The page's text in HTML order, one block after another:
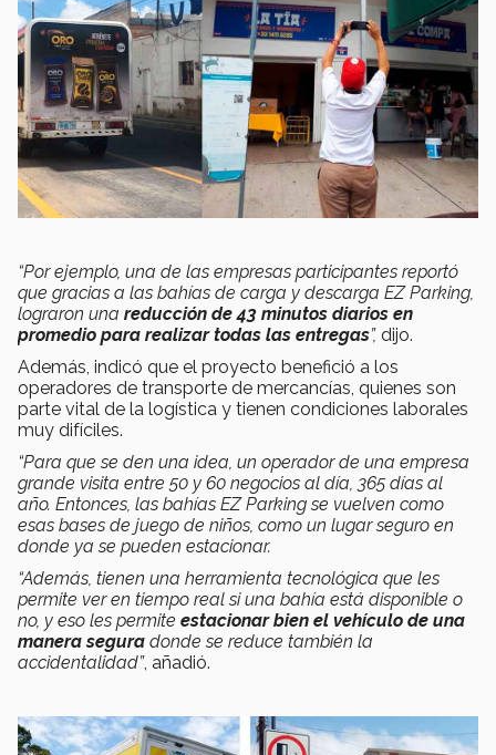
“Por ejemplo, una de las empresas participantes reportó
que gracias a las bahías de carga y descarga EZ Parking,
lograron una reducción de 43 minutos diarios en
promedio para realizar todas las entregas”, dijo.
Además, indicó que el proyecto benefició a los
operadores de transporte de mercancías, quienes son
parte vital de la logística y tienen condiciones laborales
muy difíciles.
“Para que se den una idea, un operador de una empresa
grande visita entre 50 y 60 negocios al día, 365 días al
año. Entonces, las bahías EZ Parking se vuelven como
esas bases de juego de niños, como un lugar seguro en
donde ya se pueden estacionar.
“Además, tienen una herramienta tecnológica que les
permite ver en tiempo real si una bahía está disponible o
no, y eso les permite estacionar bien el vehículo de una
manera segura donde se reduce también la
accidentalidad”, añadió.